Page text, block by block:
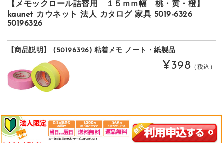
【メモックロール詰替用 １５ｍｍ幅 桃・黄・橙】
kaunet カウネット 法人 カタログ 家具 5019-6326
50196326
【商品説明】 (50196326) 粘着メモ ノート・紙製品
¥398 （税込）